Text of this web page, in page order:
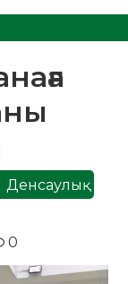
Денсаулық
0